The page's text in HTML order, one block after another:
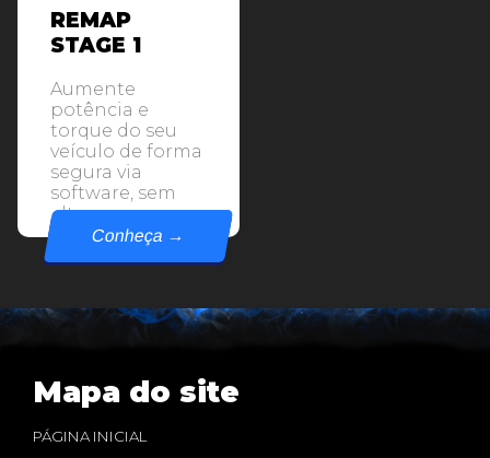
REMAP
STAGE 1
Aumente
potência e
torque do seu
veículo de forma
segura via
software, sem
alterar
componentes
Conheça →
Mapa do site
PÁGINA INICIAL